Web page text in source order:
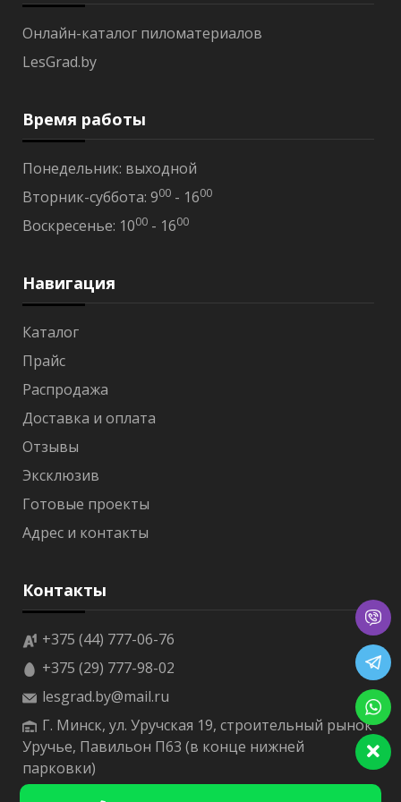
к
о
х
а
В
г
н
о
л
х
а
S
T
S
а
о
н
а
ь
х
а
р
е
н
а
В
а
Онлайн-каталог пиломатериалов
LesGrad.by
Время работы
Понедельник: выходной
Вторник-суббота: 900 - 1600
Воскресенье: 1000 - 1600
Навигация
Каталог
Прайс
Распродажа
Доставка и оплата
Отзывы
Эксклюзив
Готовые проекты
Адрес и контакты
Контакты
+375 (44) 777-06-76
+375 (29) 777-98-02
lesgrad.by@mail.ru
Г. Минск, ул. Уручская 19, строительный рынок
Уручье, Павильон П63 (в конце нижней
парковки)